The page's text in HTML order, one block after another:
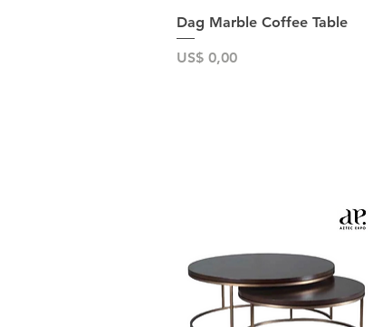
Snel overzicht
Dag Marble Coffee Table
Prijs
US$ 0,00